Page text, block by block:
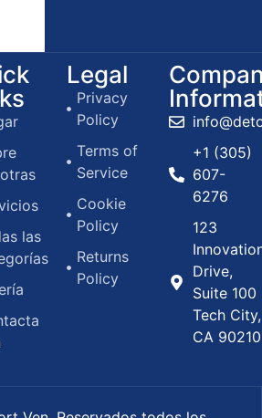
las
Legal
Privacy
Policy
Terms of
Service
Cookie
Policy
Returns
Policy
+1 (305)
607-
6276
123
Drive,
Suite 100
Tech City,
CA 90210